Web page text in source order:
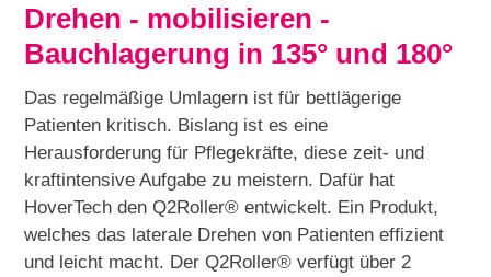
Drehen - mobilisieren -
Bauchlagerung in 135° und 180°
Das regelmäßige Umlagern ist für bettlägerige
Patienten kritisch. Bislang ist es eine
Herausforderung für Pflegekräfte, diese zeit- und
kraftintensive Aufgabe zu meistern. Dafür hat
HoverTech den Q2Roller® entwickelt. Ein Produkt,
welches das laterale Drehen von Patienten effizient
und leicht macht. Der Q2Roller® verfügt über 2